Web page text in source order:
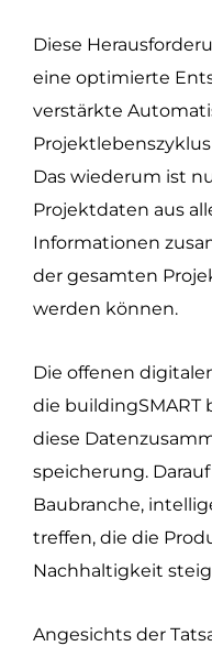
Diese
eine optimierte
verstärkte
Das wiederum ist
Projektdaten aus
Informationen
der gesamten
werden können.
Die offenen
die buildingSMART
diese
speicherung.
Baubranche,
treffen, die die
Nachhaltigkeit
Angesichts der